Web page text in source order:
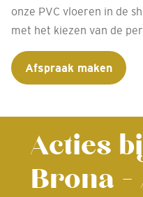
onze PVC vloeren in de
met het kiezen van de
Afspraak maken
Acties
Brona -